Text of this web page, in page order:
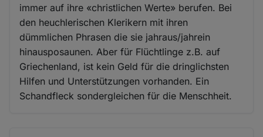
immer auf ihre «christlichen Werte» berufen. Bei
den heuchlerischen Klerikern mit ihren
dümmlichen Phrasen die sie jahraus/jahrein
hinausposaunen. Aber für Flüchtlinge z.B. auf
Griechenland, ist kein Geld für die dringlichsten
Hilfen und Unterstützungen vorhanden. Ein
Schandfleck sondergleichen für die Menschheit.